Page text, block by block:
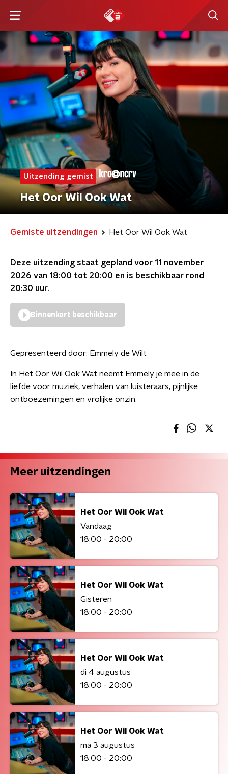
Uitzending gemist
Het Oor Wil Ook Wat
Gemiste uitzendingen Het Oor Wil Ook Wat
Deze uitzending staat gepland voor 11 november
2026 van 18:00 tot 20:00 en is beschikbaar rond
20:30 uur.
Binnenkort beschikbaar
Gepresenteerd door: Emmely de Wilt
In Het Oor Wil Ook Wat neemt Emmely je mee in de
liefde voor muziek, verhalen van luisteraars, pijnlijke
ontboezemingen en vrolijke onzin.
Meer uitzendingen
Het Oor Wil Ook Wat
Vandaag
18:00 - 20:00
Het Oor Wil Ook Wat
Gisteren
18:00 - 20:00
Het Oor Wil Ook Wat
di 4 augustus
18:00 - 20:00
Het Oor Wil Ook Wat
ma 3 augustus
18:00 - 20:00